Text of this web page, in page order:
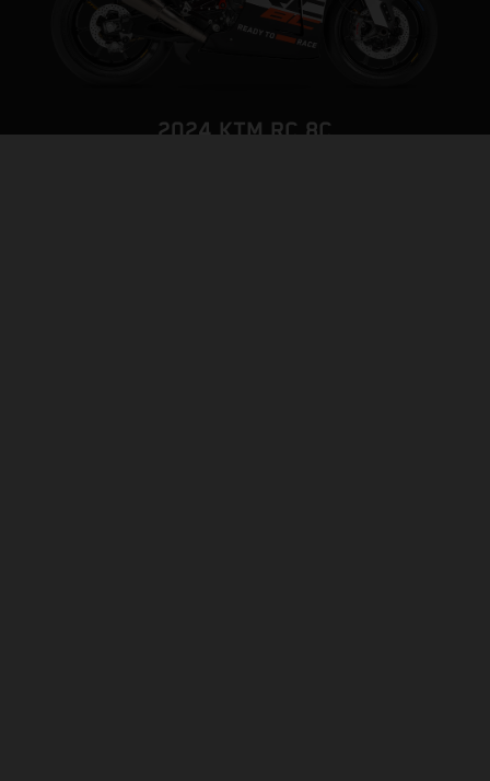
2024 KTM RC 8C